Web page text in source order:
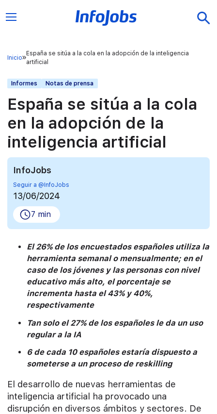
Inicio
España se sitúa a la cola en la adopción de la inteligencia
artificial
Informes Notas de prensa
España se sitúa a la cola
en la adopción de la
inteligencia artificial
InfoJobs
Seguir a @InfoJobs
13/06/2024
7 min
El 26% de los encuestados españoles utiliza la
herramienta semanal o mensualmente; en el
caso de los jóvenes y las personas con nivel
educativo más alto, el porcentaje se
incrementa hasta el 43% y 40%,
respectivamente
Tan solo el 27% de los españoles le da un uso
regular a la IA
6 de cada 10 españoles estaría dispuesto a
someterse a un proceso de reskilling
El desarrollo de nuevas herramientas de
inteligencia artificial ha provocado una
disrupción en diversos ámbitos y sectores. De